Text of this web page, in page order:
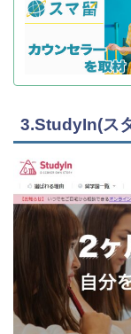
3.StudyIn(ス